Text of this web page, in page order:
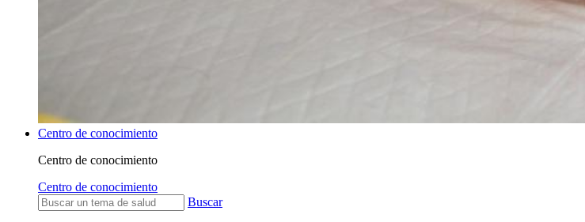
Centro de conocimiento
Centro de conocimiento
Centro de conocimiento
Buscar